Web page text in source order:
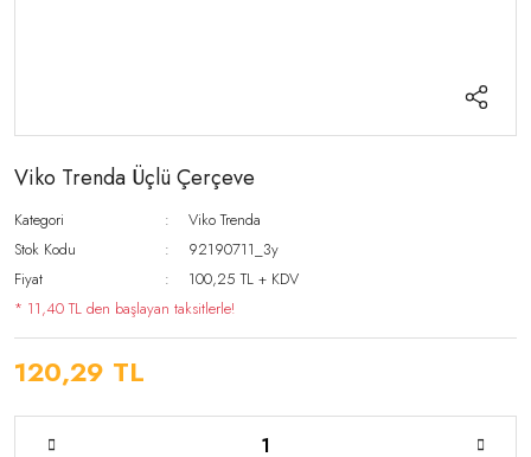
Viko Trenda Üçlü Çerçeve
Kategori
Viko Trenda
Stok Kodu
92190711_3y
Fiyat
100,25 TL + KDV
* 11,40 TL den başlayan taksitlerle!
120,29 TL